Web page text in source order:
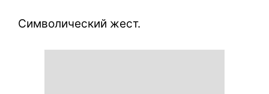
Символический жест.